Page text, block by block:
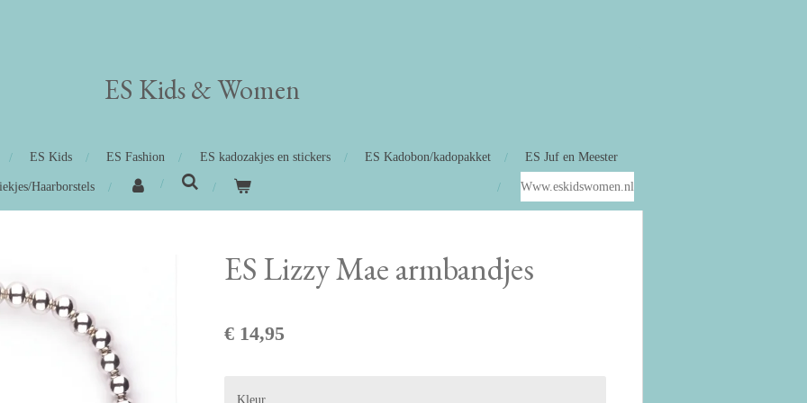
ES Kids&Women
ES Kids ES Fashion ES kadozakjes en stickers ES Kadobon/kadopakket ES Juf en Meester
Haarborstels Www.eskidswomen.nl
ES Lizzy Mae armbandjes
€ 14,95
Kleur